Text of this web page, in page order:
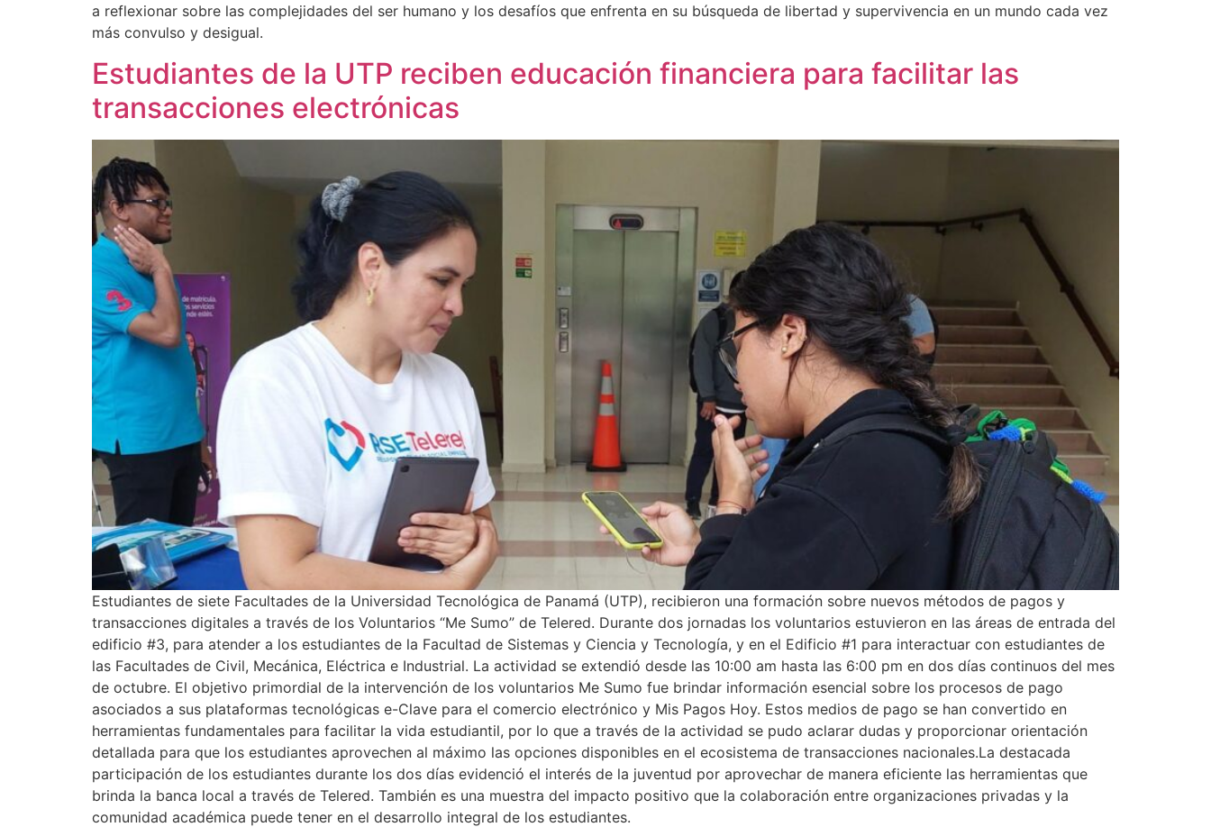
a reflexionar sobre las complejidades del ser humano y los desafíos que enfrenta en su búsqueda de libertad y supervivencia en un mundo cada vez
más convulso y desigual.
Estudiantes de la UTP reciben educación financiera para facilitar las
transacciones electrónicas
Estudiantes de siete Facultades de la Universidad Tecnológica de Panamá (UTP), recibieron una formación sobre nuevos métodos de pagos y
transacciones digitales a través de los Voluntarios “Me Sumo” de Telered. Durante dos jornadas los voluntarios estuvieron en las áreas de entrada del
edificio #3, para atender a los estudiantes de la Facultad de Sistemas y Ciencia y Tecnología, y en el Edificio #1 para interactuar con estudiantes de
las Facultades de Civil, Mecánica, Eléctrica e Industrial. La actividad se extendió desde las 10:00 am hasta las 6:00 pm en dos días continuos del mes
de octubre. El objetivo primordial de la intervención de los voluntarios Me Sumo fue brindar información esencial sobre los procesos de pago
asociados a sus plataformas tecnológicas e-Clave para el comercio electrónico y Mis Pagos Hoy. Estos medios de pago se han convertido en
herramientas fundamentales para facilitar la vida estudiantil, por lo que a través de la actividad se pudo aclarar dudas y proporcionar orientación
detallada para que los estudiantes aprovechen al máximo las opciones disponibles en el ecosistema de transacciones nacionales.La destacada
participación de los estudiantes durante los dos días evidenció el interés de la juventud por aprovechar de manera eficiente las herramientas que
brinda la banca local a través de Telered. También es una muestra del impacto positivo que la colaboración entre organizaciones privadas y la
comunidad académica puede tener en el desarrollo integral de los estudiantes.